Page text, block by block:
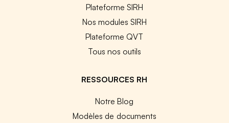
Plateforme SIRH
Nos modules SIRH
Plateforme QVT
Tous nos outils
RESSOURCES RH
Notre Blog
Modèles de documents